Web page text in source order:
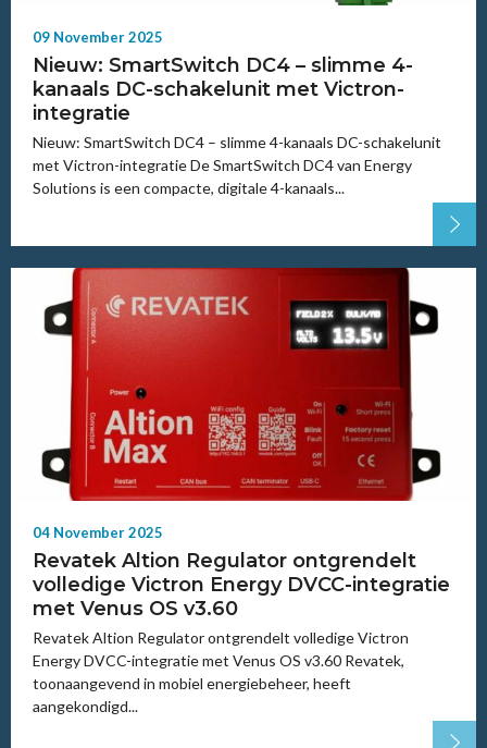
09 November 2025
Nieuw: SmartSwitch DC4 – slimme 4-
kanaals DC-schakelunit met Victron-
integratie
Nieuw: SmartSwitch DC4 – slimme 4-kanaals DC-schakelunit
met Victron-integratie De SmartSwitch DC4 van Energy
Solutions is een compacte, digitale 4-kanaals...
04 November 2025
Revatek Altion Regulator ontgrendelt
volledige Victron Energy DVCC-integratie
met Venus OS v3.60
Revatek Altion Regulator ontgrendelt volledige Victron
Energy DVCC-integratie met Venus OS v3.60 Revatek,
toonaangevend in mobiel energiebeheer, heeft
aangekondigd...